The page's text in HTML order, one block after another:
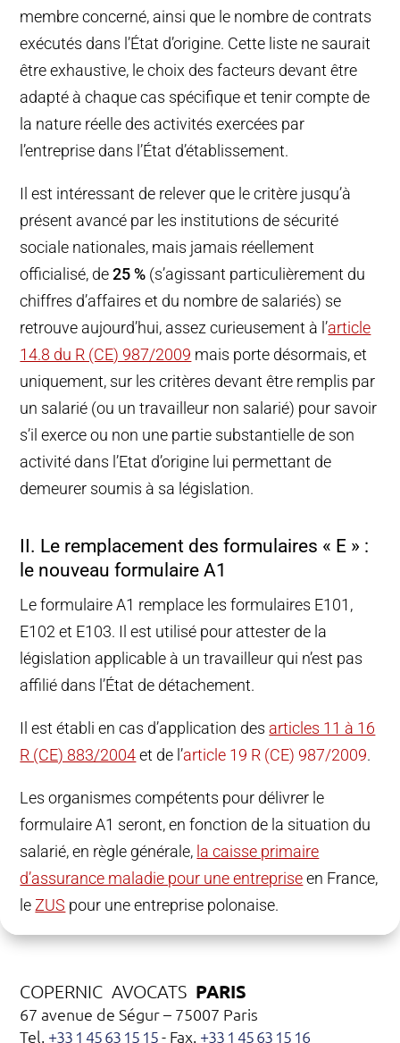
membre concerné, ainsi que le nombre de contrats
exécutés dans l’État d’origine. Cette liste ne saurait
être exhaustive, le choix des facteurs devant être
adapté à chaque cas spécifique et tenir compte de
la nature réelle des activités exercées par
l’entreprise dans l’État d’établissement.
Il est intéressant de relever que le critère jusqu’à
présent avancé par les institutions de sécurité
sociale nationales, mais jamais réellement
officialisé, de25 % (s’agissant particulièrement du
chiffres d’affaires et du nombre de salariés) se
retrouve aujourd’hui, assez curieusement à l’article
14.8 du R (CE) 987/2009 mais porte désormais, et
uniquement, sur les critères devant être remplis par
un salarié (ou un travailleur non salarié) pour savoir
s’il exerce ou non une partie substantielle de son
activité dans l’Etat d’origine lui permettant de
demeurer soumis à sa législation.
II. Le remplacement des formulaires « E » :
le nouveau formulaire A1
Le formulaire A1 remplace les formulaires E101,
E102 et E103. Il est utilisé pour attester de la
législation applicable à un travailleur qui n’est pas
affilié dans l’État de détachement.
Il est établi en cas d’application des articles 11 à 16
R (CE) 883/2004et de l’article 19 R (CE) 987/2009.
Les organismes compétents pour délivrer le
formulaire A1 seront, en fonction de la situation du
salarié, en règle générale, la caisse primaire
d’assurance maladie pour une entrepriseen France,
le ZUS pour une entreprise polonaise.
COPERNIC AVOCATS PARIS
67 avenue de Ségur – 75007 Paris
Tel. +33 1 45 63 15 15- Fax. +33 1 45 63 15 16